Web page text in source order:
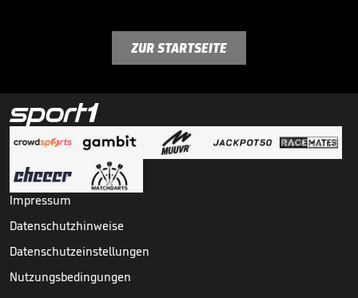
ZUR STARTSEITE
Impressum
Datenschutzhinweise
Datenschutzeinstellungen
Nutzungsbedingungen